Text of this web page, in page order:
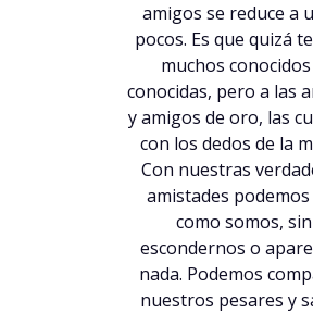
amigos se reduce a
pocos. Es que quizá
muchos
conocidas, pero a las
y amigos de oro, las
con los dedos de la
Con nuestras
amistades
como somos, sin
escondernos o
nada. Podemos
nuestros pesares y